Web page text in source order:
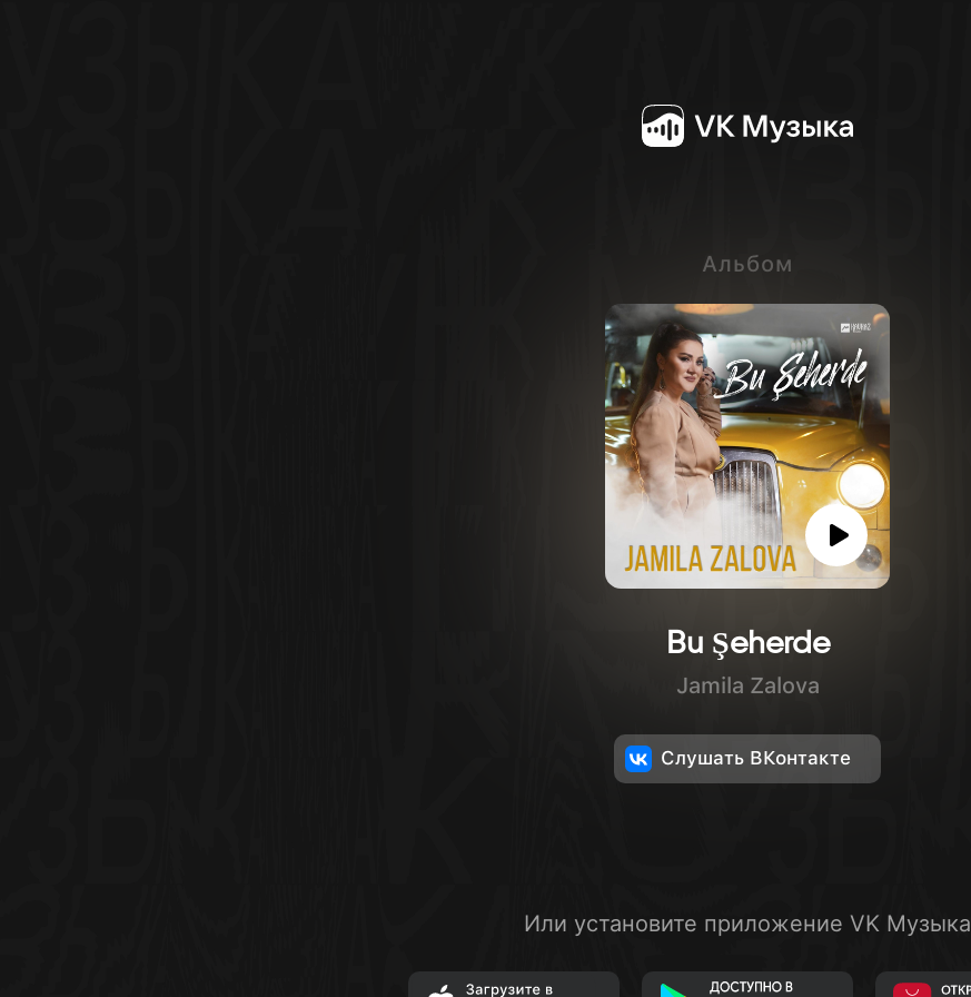
Альбом
Bu Şeherde
Jamila Zalova
Слушать ВКонтакте
Или установите приложение VK Музыка